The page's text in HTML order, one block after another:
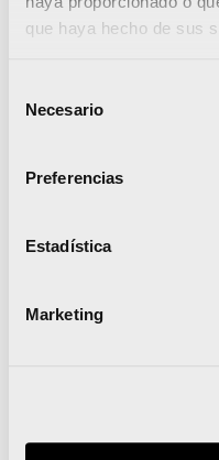
que haya hecho de sus
Necesario
Preferencias
Estadística
Marketing
Twitter:
Google+:
Trinidad Alfonso